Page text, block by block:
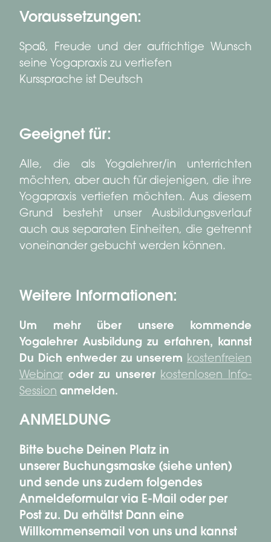
Voraussetzungen:
Spaß, Freude und der aufrichtige Wunsch
seine Yogapraxis zu vertiefen
Kurssprache ist Deutsch
Geeignet für:
Alle, die als Yogalehrer/in unterrichten
möchten, aber auch für diejenigen, die ihre
Yogapraxis vertiefen möchten. Aus diesem
Grund besteht unser Ausbildungsverlauf
auch aus separaten Einheiten, die getrennt
voneinander gebucht werden können.
Weitere Informationen:
Um mehr über unsere kommende
Yogalehrer Ausbildung zu erfahren, kannst
Du Dich entweder zu unserem kostenfreien
Webinar oder zu unserer kostenlosen Info-
Session anmelden.
ANMELDUNG
Bitte buche Deinen Platz in
unserer Buchungsmaske (siehe unten)
und sende uns zudem folgendes
Anmeldeformular via E-Mail oder per
Post zu. Du erhältst Dann eine
Willkommensemail von uns und kannst